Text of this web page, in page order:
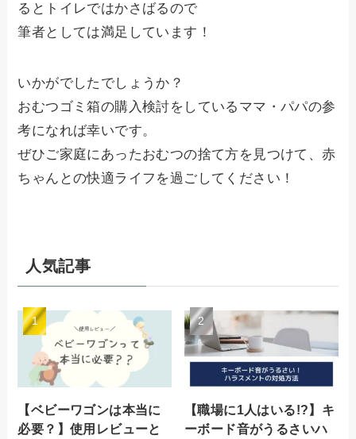
るとトイレではかさばるので
筆者としては満足しています！
いかがでしたでしょうか？
おむつゴミ箱の購入検討をしているママ・パパの参
考になれば幸いです。
ぜひご家庭にあったおむつの捨て方を見つけて、赤
ちゃんとの快適ライフを過ごしてください！
人気記事
【ベビーワゴンは本当に
必要？】使用レビューと
【職場に1人はいる!?】キ
ーボード音がうるさいハ